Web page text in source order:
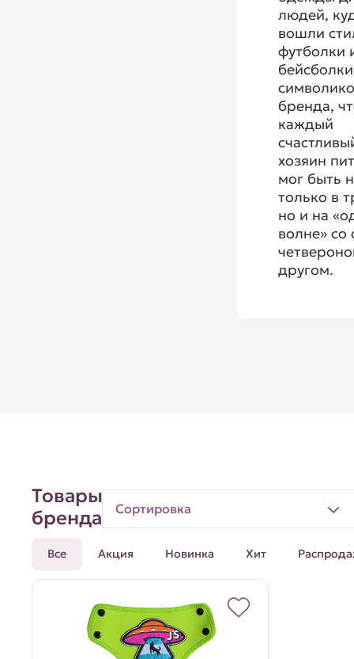
людей,
вошли
футболки
бренда,
каждый
хозяин
мог быть
только в
но и на
волне» со
другом.
Товары
бренда
Сортировка
Все Акция Новинка Хит